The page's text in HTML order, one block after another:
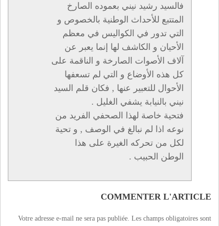
فالسيد رشيد نيني بعموده الصارخ
المتتبع للأحداث الوطنية بالخصوص و
التي تدور في الكواليس في معظم
الأحيان و الكاشف لها إنما يعبر عن
آلاف الأصوات الصارخة و الناقمة على
كل هذه الأوضاع و التي لم تسعفها
الأحوال للتعبير عنها , فكان قلم السيد
نيني بالنيابة يشفي الغليل .
فتحية خاصة لهذا الصحفي الفريد من
نوعه اذا لم نبالغ في الوصف , و تحية
لكل من تحركه الغيرة على هذا
الوطن الحبيب .
COMMENTER L'ARTICLE
Votre adresse e-mail ne sera pas publiée. Les champs obligatoires sont